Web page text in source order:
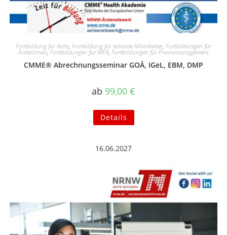
Fortbildung für Ärzte, Fortbildung für leitende Mitarbeiter, Fortbildungen für
Ärzte/innen,Fortbildungen für MFA, Fortbildungen für Praxismanagement
CMME® Abrechnungsseminar GOÄ, IGeL, EBM, DMP
ab 99,00 €
Details
16.06.2027